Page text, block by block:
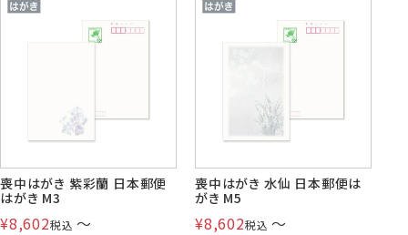
株券・商品券
発送・包装・梱包資
98×190
喪中はがき印刷サービス
喪中はがき 紫彩蘭 日本郵便
はがき M3
¥8,602税込 〜
喪中はがき 水仙 日本郵便は
がき M5
¥8,602税込 〜